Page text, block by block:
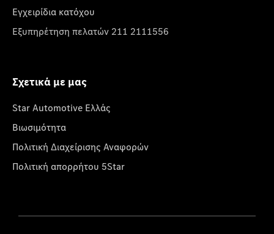
Εγχειρίδια κατόχου
Εξυπηρέτηση πελατών 211 2111556
Σχετικά με μας
Star Automotive Ελλάς
Βιωσιμότητα
Πολιτική Διαχείρισης Αναφορών
Πολιτική απορρήτου 5Star